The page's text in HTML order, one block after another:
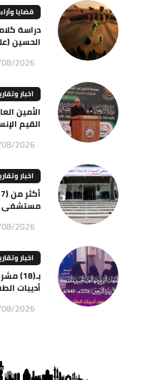
قضايا وآراء
دراسة
الحسين
2026
اخبار
الأمين
القيم
2026
اخبار
مستشفى
2026
اخبار
أديبات
2026